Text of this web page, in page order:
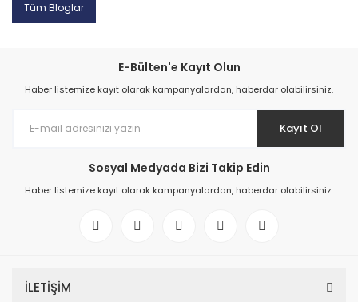
Tüm Bloglar
E-Bülten'e Kayıt Olun
Haber listemize kayıt olarak kampanyalardan, haberdar olabilirsiniz.
Kayıt Ol
Sosyal Medyada Bizi Takip Edin
Haber listemize kayıt olarak kampanyalardan, haberdar olabilirsiniz.
İLETİŞİM